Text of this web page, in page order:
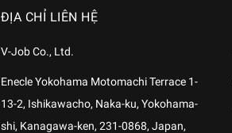
ĐỊA CHỈ LIÊN HỆ
V-Job Co., Ltd.
Enecle Yokohama Motomachi Terrace 1-
13-2, Ishikawacho, Naka-ku, Yokohama-
shi, Kanagawa-ken, 231-0868, Japan,